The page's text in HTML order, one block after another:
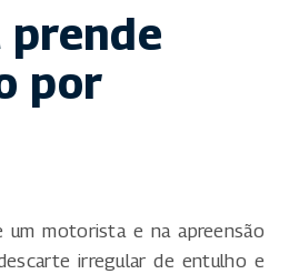
prende
por
um motorista e na apreensão
irregular de entulho e